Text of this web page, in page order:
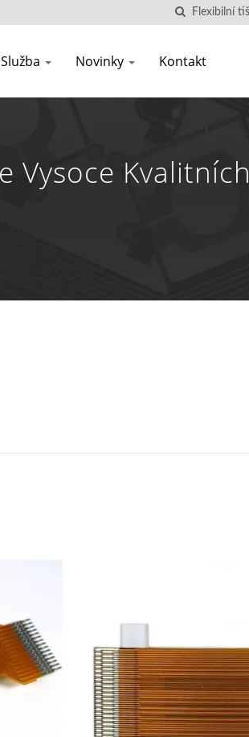
Služba Novinky Kontakt
Vysoce Kvalitních
Ltd